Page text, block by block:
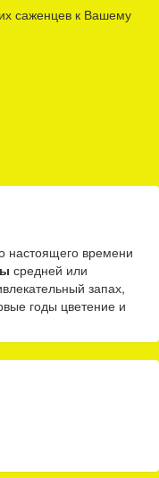
саженцев к Вашему
настоящего времени
средней или
запах,
годы цветение и